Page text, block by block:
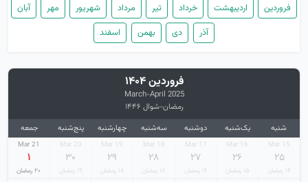
فروردین اردیبهشت خرداد تیر مرداد شهریور مهر
آبان
آذر
دی بهمن اسفند
فروردین ۱۴۰۴
March-April 2025
رمضان-شوال ۱۴۴۶
شنبه یک‌شنبه دوشنبه سه‌شنبه چهارشنبه پنج‌شنبه جمعه
15 Mar
۲۵
۱۴ رمضان
16 Mar
۲۶
۱۵ رمضان
17 Mar
۲۷
۱۶ رمضان
18 Mar
۲۸
۱۷ رمضان
19 Mar
۲۹
۱۸ رمضان
20 Mar
۳۰
۱۹ رمضان
21 Mar
۱
۲۰ رمضان